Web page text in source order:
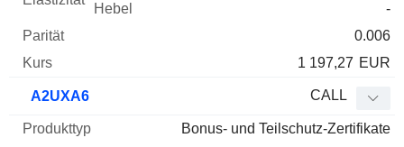
-
0.006
1 197,27 EUR
A2UXA6 CALL
Bonus- und Teilschutz-Zertifikate